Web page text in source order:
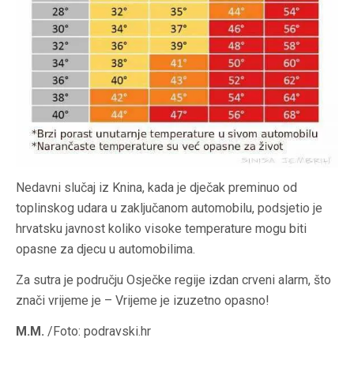
Nedavni slučaj iz Knina, kada je dječak preminuo od
toplinskog udara u zaključanom automobilu, podsjetio je
hrvatsku javnost koliko visoke temperature mogu biti
opasne za djecu u automobilima.
Za sutra je području Osječke regije izdan crveni alarm, što
znači vrijeme je – Vrijeme je izuzetno opasno!
M.M. /Foto: podravski.hr